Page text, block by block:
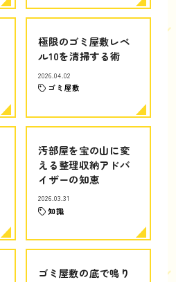
極限のゴミ屋敷レベ
ル10を清掃する術
2026.04.02
ゴミ屋敷
汚部屋を宝の山に変
える整理収納アドバ
イザーの知恵
2026.03.31
知識
ゴミ屋敷の底で鳴り